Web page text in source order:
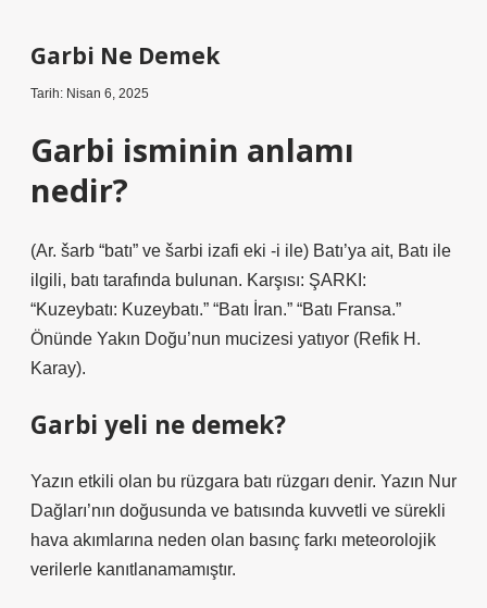
Garbi Ne Demek
Tarih: Nisan 6, 2025
Garbi isminin anlamı
nedir?
(Ar. šarb “batı” ve šarbі izafi eki -і ile) Batı’ya ait, Batı ile
ilgili, batı tarafında bulunan. Karşısı: ŞARKI:
“Kuzeybatı: Kuzeybatı.” “Batı İran.” “Batı Fransa.”
Önünde Yakın Doğu’nun mucizesi yatıyor (Refik H.
Karay).
Garbi yeli ne demek?
Yazın etkili olan bu rüzgara batı rüzgarı denir. Yazın Nur
Dağları’nın doğusunda ve batısında kuvvetli ve sürekli
hava akımlarına neden olan basınç farkı meteorolojik
verilerle kanıtlanamamıştır.